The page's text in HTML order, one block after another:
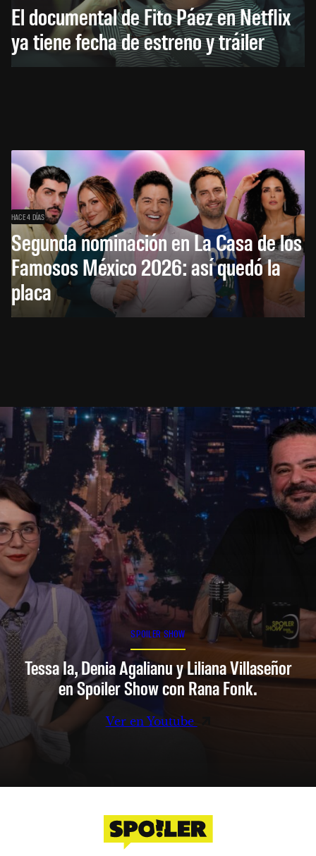
El documental de Fito Páez en Netflix
ya tiene fecha de estreno y tráiler
HACE 4 DÍAS
Segunda nominación en La Casa de los
Famosos México 2026: así quedó la
placa
SPOILER SHOW
Tessa Ia, Denia Agalianu y Liliana Villaseñor
en Spoiler Show con Rana Fonk.
Ver en Youtube